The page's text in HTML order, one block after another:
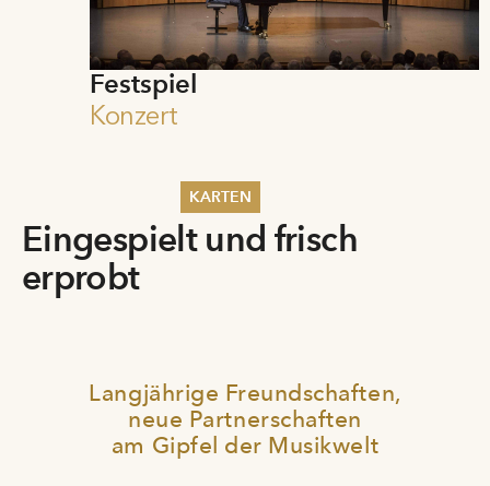
KARTEN
Sommer 2026
Pfingsten 2026
Abonnements
Festspiel
Konzert
Eingespielt und frisch
erprobt
Langjährige Freundschaften,
neue Partnerschaften
am Gipfel der Musikwelt